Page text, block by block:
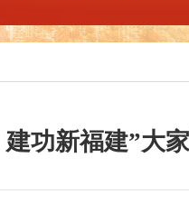
功新福建”大